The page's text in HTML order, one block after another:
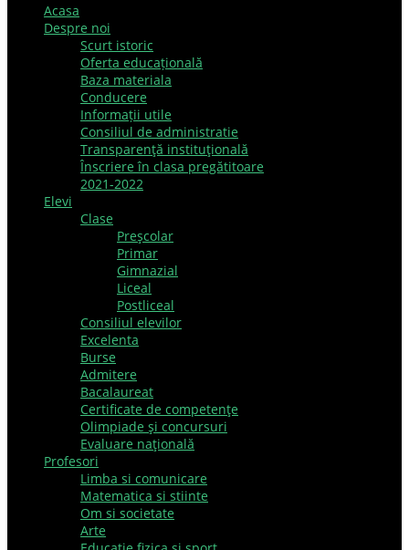
Acasa
Despre noi
Scurt istoric
Oferta educațională
Baza materiala
Conducere
Informații utile
Consiliul de administratie
Transparenţă instituţională
Înscriere în clasa pregătitoare
2021-2022
Elevi
Clase
Preşcolar
Primar
Gimnazial
Liceal
Postliceal
Consiliul elevilor
Excelenta
Burse
Admitere
Bacalaureat
Certificate de competenţe
Olimpiade şi concursuri
Evaluare naţională
Profesori
Limba si comunicare
Matematica si stiinte
Om si societate
Arte